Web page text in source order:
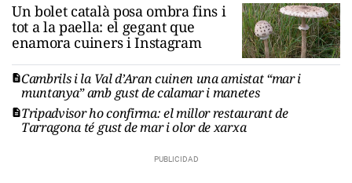
Un bolet català posa ombra fins i
tot a la paella: el gegant que
enamora cuiners i Instagram
Cambrils i la Val d’Aran cuinen una amistat “mar i
muntanya” amb gust de calamar i manetes
Tripadvisor ho confirma: el millor restaurant de
Tarragona té gust de mar i olor de xarxa